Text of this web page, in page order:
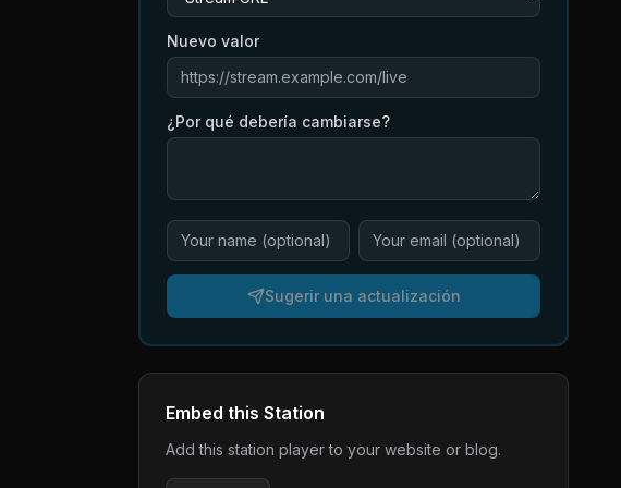
Nuevo valor
¿Por qué debería cambiarse?
Sugerir una actualización
Embed this Station
Add this station player to your website or blog.